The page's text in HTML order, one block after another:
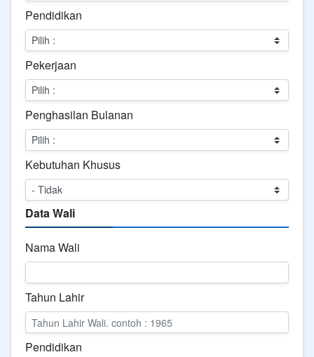
Pendidikan
Pekerjaan
Penghasilan Bulanan
Kebutuhan Khusus
Data Wali
Nama Wali
Tahun Lahir
Pendidikan